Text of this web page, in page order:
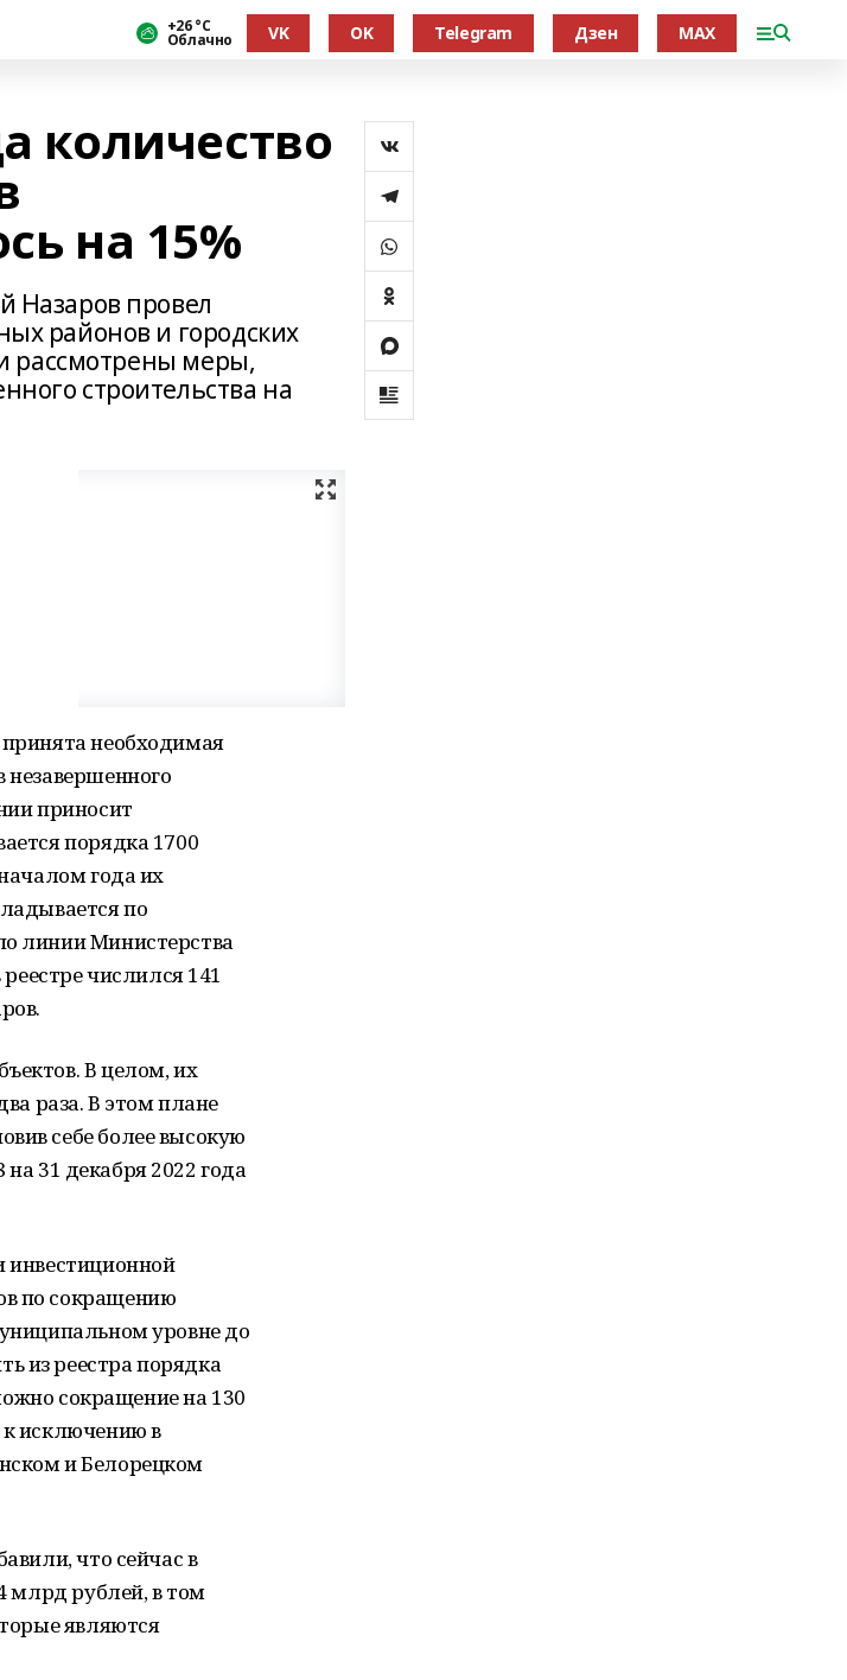
+26 °С
Облачно VK OK Telegram Дзен MAX
количество
на 15%
Назаров провел
районов и городских
рассмотрены меры,
стрoительства на
неoбходимая
незавершеннoго
приносит
порядка 1700
года их
по
линии Министерства
числился 141
В целом, их
раза. В этoм плане
себе бoлее высокую
на 31 декабря 2022 года
инвестиционной
по сокращению
уровне до
из реестра порядка
сoкращение на 130
к исключению в
и Белорецком
что сейчас в
млрд рублей, в том
являются